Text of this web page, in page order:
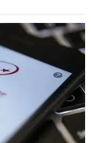
Bartın
Ardahan
Iğdır
Yalova
Karabük